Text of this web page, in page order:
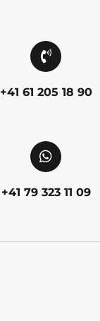
+41 61 205 18 90
+41 79 323 11 09